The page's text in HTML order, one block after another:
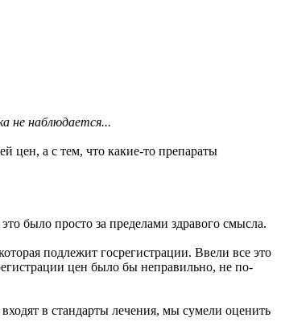
не наблюдается...
цен, а с тем, что какие-то препараты
было просто за пределами здравого смысла.
подлежит госрегистрации. Ввели все это
цен было бы неправильно, не по-
в стандарты лечения, мы сумели оценить